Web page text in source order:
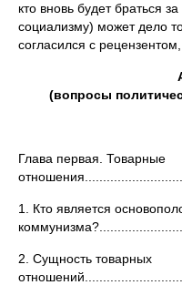
кто вновь будет браться
социализму) может дело
согласился с
(вопросы
Глава первая. Товарные
1. Кто является
2. Сущность товарных